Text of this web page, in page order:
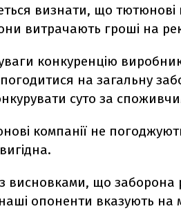
визнати, що тютюнові
витрачають гроші на
конкуренцію
на загальну
суто за
компанії не
висновками, що
опоненти вказують на